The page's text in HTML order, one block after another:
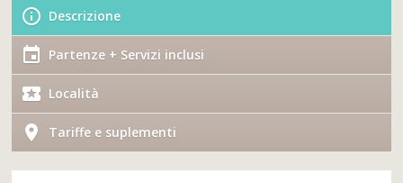
Descrizione
Partenze + Servizi inclusi
Località
Tariffe e suplementi